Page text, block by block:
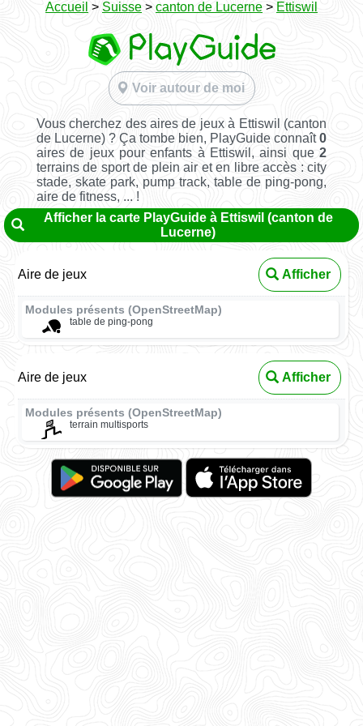
Accueil > Suisse > canton de Lucerne > Ettiswil
Voir autour de moi
Vous cherchez des aires de jeux à Ettiswil (canton
de Lucerne) ? Ça tombe bien, PlayGuide connaît0
aires de jeux pour enfants à Ettiswil, ainsi que2
terrains de sport de plein air et en libre accès : city
stade, skate park, pump track, table de ping-pong,
aire de fitness, ... !
Afficher la carte PlayGuide à Ettiswil (canton de
Lucerne)
Aire de jeux Afficher
Modules présents (OpenStreetMap)
table de ping-pong
Aire de jeux Afficher
Modules présents (OpenStreetMap)
terrain multisports